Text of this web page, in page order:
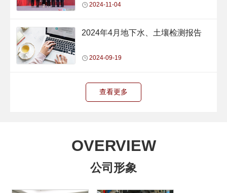
2024-11-04
2024年4月地下水、土壤检测报告
2024-09-19
查看更多
OVERVIEW
公司形象